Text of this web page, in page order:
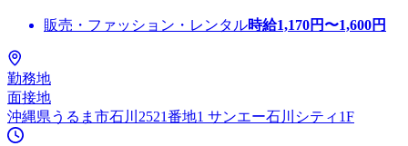
販売・ファッション・レンタル時給1,170円〜1,600円
勤務地
面接地
沖縄県うるま市石川2521番地1 サンエー石川シティ1F